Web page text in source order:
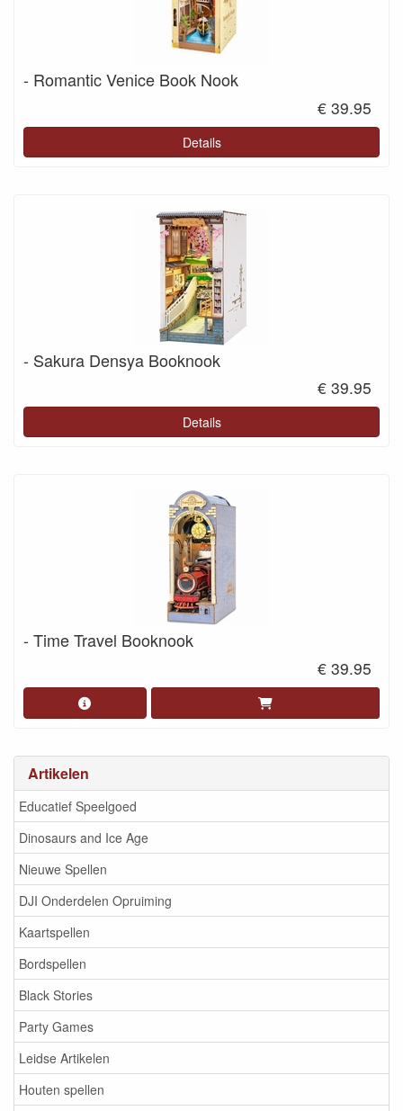
Artikelen
Educatief Speelgoed
Dinosaurs and Ice Age
Nieuwe Spellen
DJI Onderdelen Opruiming
Kaartspellen
Bordspellen
Black Stories
Party Games
Leidse Artikelen
Houten spellen
- Romantic Venice Book Nook
€ 39.95
Details
- Sakura Densya Booknook
€ 39.95
Details
- Time Travel Booknook
€ 39.95